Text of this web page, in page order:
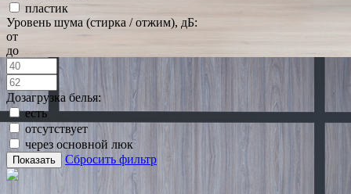
пластик
Уровень шума (стирка / отжим), дБ:
от
до
Дозагрузка белья:
есть
отсутствует
через основной люк
Показать Сбросить фильтр